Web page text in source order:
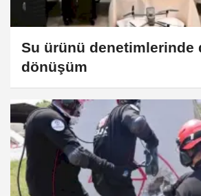
Su ürünü denetimlerinde
dönüşüm